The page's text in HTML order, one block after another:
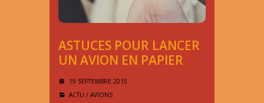
ASTUCES POUR LANCER
UN AVION EN PAPIER
19 SEPTEMBRE 2015
ACTU / AVIONS